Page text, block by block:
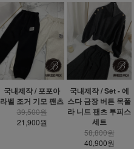
국내제작 / 포포아
라벨 조거 기모 팬츠
39,500원
21,900원
국내제작 / Set - 에
스다 금장 버튼 목폴
라 니트 팬츠 투피스
세트
58,800원
40,900원